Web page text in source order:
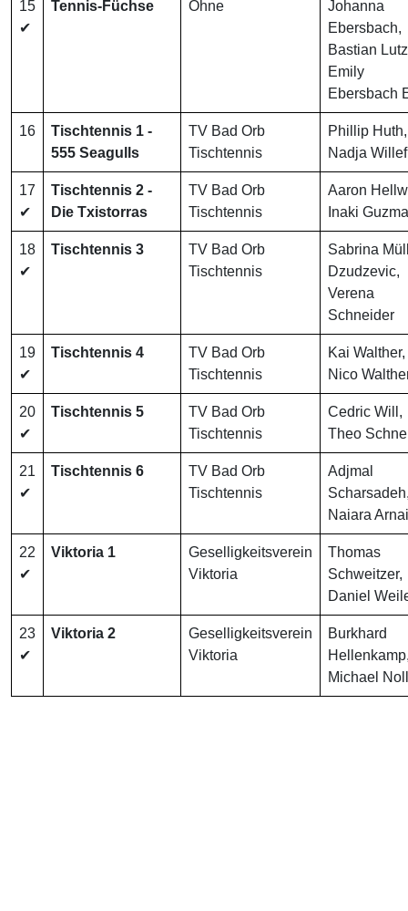
15
✔
Tennis-Füchse Ohne
Johanna
Ebersbach,
Bastian
Emily
Ebersbach
16
Tischtennis 1 -
555 Seagulls
TV Bad Orb
Tischtennis
Phillip Huth,
Nadja
17
✔
Tischtennis 2 -
Die Txistorras
TV Bad Orb
Tischtennis
Aaron
Inaki
18
✔
Tischtennis 3
TV Bad Orb
Tischtennis
Sabrina
Dzudzevic,
Verena
Schneider
19
✔
Tischtennis 4
TV Bad Orb
Tischtennis
Kai Walther,
Nico
20
✔
Tischtennis 5
TV Bad Orb
Tischtennis
Cedric Will,
Theo
21
✔
Tischtennis 6
TV Bad Orb
Tischtennis
Adjmal
Naiara
22
✔
Viktoria 1
Geselligkeitsverein
Viktoria
Thomas
Schweitzer,
Daniel
23
✔
Viktoria 2
Geselligkeitsverein
Viktoria
Burkhard
Michael Noll